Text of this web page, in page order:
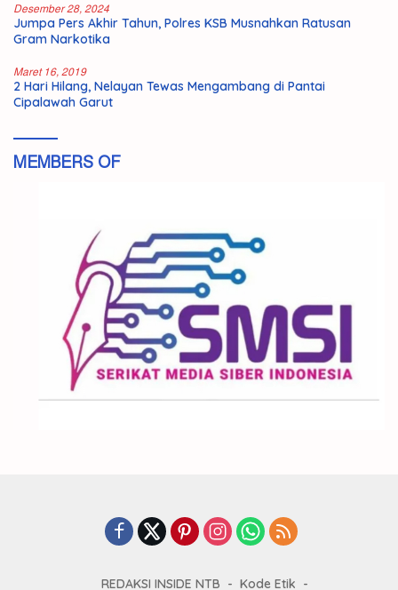
Desember 28, 2024
Jumpa Pers Akhir Tahun, Polres KSB Musnahkan Ratusan
Gram Narkotika
Maret 16, 2019
2 Hari Hilang, Nelayan Tewas Mengambang di Pantai
Cipalawah Garut
MEMBERS OF
REDAKSI INSIDE NTB Kode Etik